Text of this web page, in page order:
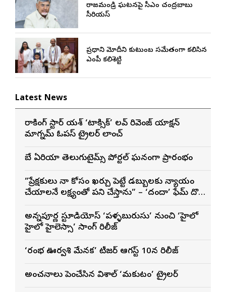
రాజమండ్రి ఘటనపై సీఎం చంద్రబాబు
సీరియస్
ప్రధాని మోదీని కుటుంబ సమేతంగా కలిసిన
ఎంపీ కలిశెట్టి
Latest News
రాకింగ్ స్టార్ యశ్ ‘టాక్సిక్’ లవ్ రివెంజ్ యాక్షన్
మాగ్నమ్ ఓపస్‌ ట్రైలర్ లాంచ్
బే ఏరియా తెలుగుటైమ్స్ పోర్టల్ ఘనంగా ప్రారంభం
”ప్రేక్షకులు నా కోసం ఖర్చు పెట్టే డబ్బులకు న్యాయం
చేయాలనే లక్ష్యంతో పని చేస్తాను” – ‘దందా’ ఫేమ్ దొర
అన్నపూర్ణ స్టూడియోస్ ‘పళ్ళబురుసు’ నుంచి ‘హైలో
హైలో హైలెస్సా’ సాంగ్ రిలీజ్
‘రంభ ఊర్వశి మేనక’ టీజర్ ఆగస్ట్ 10న రిలీజ్
అంచనాలు పెంచేసిన విశాల్ ‘మకుటం’ ట్రైలర్